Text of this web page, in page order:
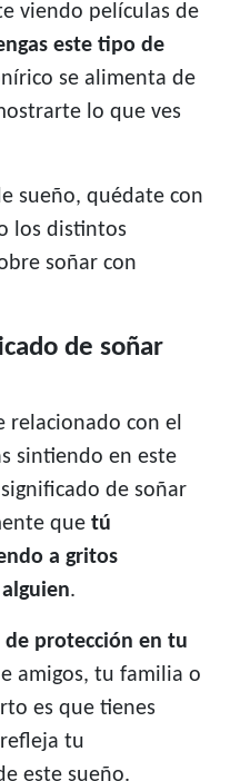
viendo películas de
este tipo de
se alimenta de
lo que ves
sueño, quédate con
los distintos
soñar con
de soñar
relacionado con el
sintiendo en este
de soñar
que tú
a gritos
.
de protección en tu
amigos, tu familia o
es que tienes
tu
este sueño.